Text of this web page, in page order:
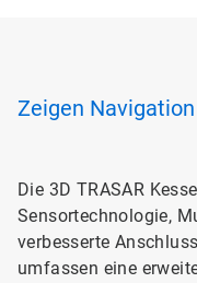
Zeigen Navigation
Die 3D TRASAR
Sensortechnologie,
verbesserte
umfassen eine